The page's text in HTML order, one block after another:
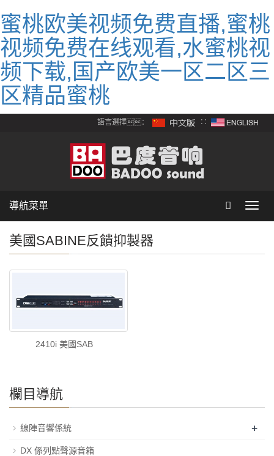
蜜桃欧美视频免费直播,蜜桃
视频免费在线观看,水蜜桃视
频下载,国产欧美一区二区三
区精品蜜桃
語言選擇： ∷
導航菜單
美國SABINE反饋抑製器
2410i 美國SAB
欄目導航
線陣音響係統 +
DX 係列點聲源音箱